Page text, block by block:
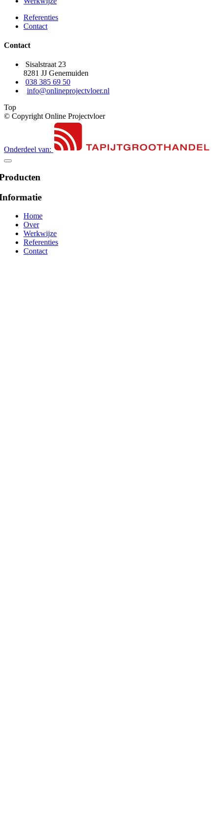
Referenties
Contact
Contact
Sisalstraat 23
8281 JJ Genemuiden
038 385 69 50
info@onlineprojectvloer.nl
Top
© Copyright Online Projectvloer
Onderdeel van:
Home
Over
Werkwijze
Referenties
Contact